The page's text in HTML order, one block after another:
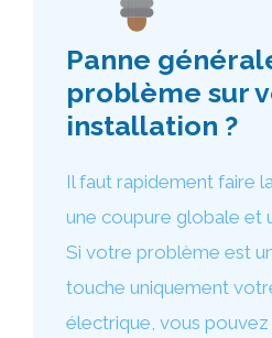
Panne
problème sur
installation ?
Il faut rapidement faire
une coupure globale et
Si votre problème est
touche uniquement
électrique, vous